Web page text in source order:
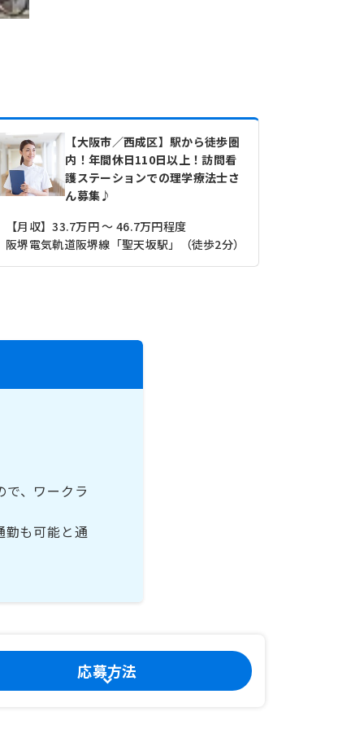
【大阪市／西成区】駅から徒歩圏
内！年間休日110日以上！訪問看
護ステーションでの理学療法士さ
ん募集♪
【月収】33.7万円 ～ 46.7万円程度
阪堺電気軌道阪堺線「聖天坂駅」（徒歩2分）
、ワークラ
勤も可能と通
応募方法